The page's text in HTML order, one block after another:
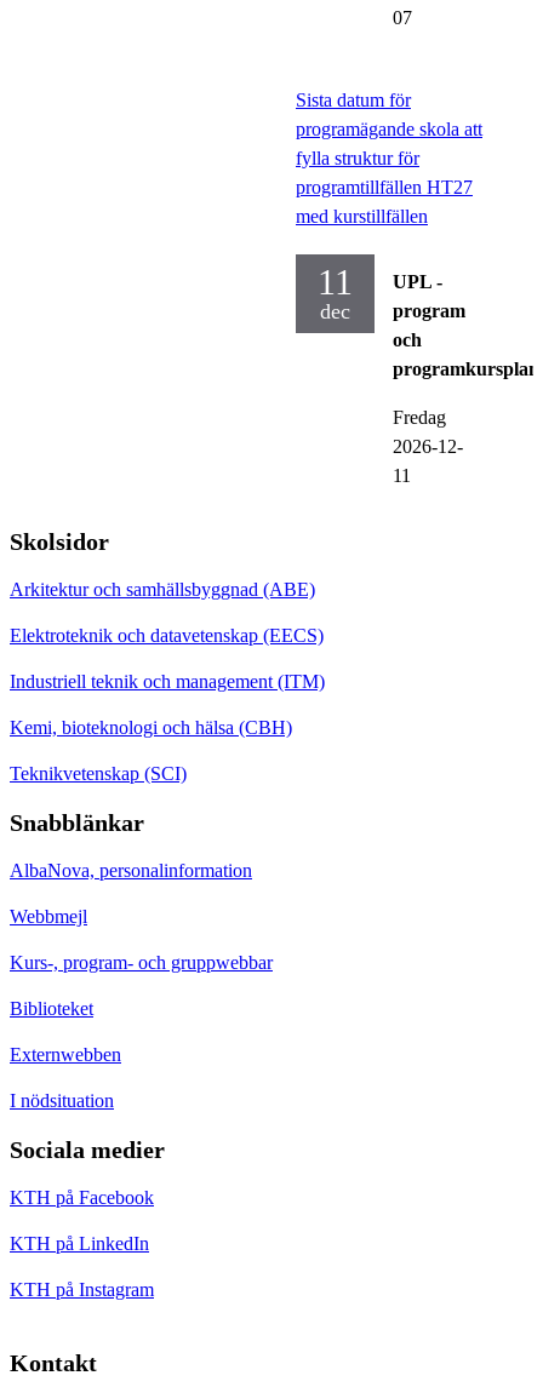
07
Sista datum för
programägande skola att
fylla struktur för
programtillfällen HT27
med kurstillfällen
11
dec
UPL -
program
och
Fredag
2026-12-
11
Skolsidor
Arkitektur och samhällsbyggnad (ABE)
Elektroteknik och datavetenskap (EECS)
Industriell teknik och management (ITM)
Kemi, bioteknologi och hälsa (CBH)
Teknikvetenskap (SCI)
Snabblänkar
AlbaNova, personalinformation
Webbmejl
Kurs-, program- och gruppwebbar
Biblioteket
Externwebben
I nödsituation
Sociala medier
KTH på Facebook
KTH på LinkedIn
KTH på Instagram
Kontakt